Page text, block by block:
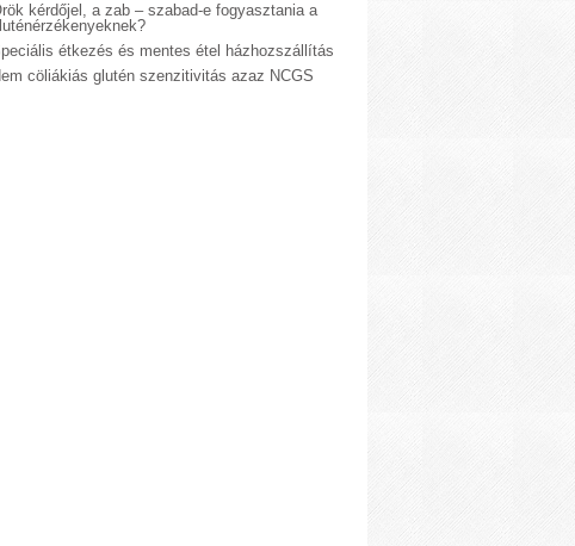
kérdőjel, a zab – szabad-e fogyasztania a
étkezés és mentes étel házhozszállítás
cöliákiás glutén szenzitivitás azaz NCGS